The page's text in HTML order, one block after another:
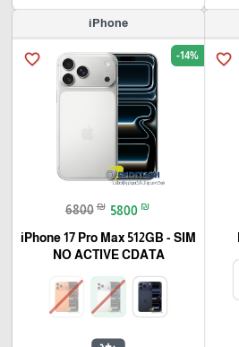
favorite_border
iPhone
favorite_border -14%
6800 ₪ 5800 ₪
iPhone 17 Pro Max 512GB - SIM
NO ACTIVE CDATA